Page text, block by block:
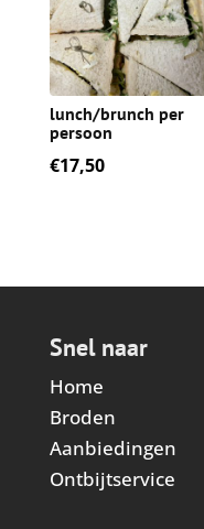
lunch/brunch per
persoon
€17,50
Snel naar
Home
Broden
Aanbiedingen
Ontbijtservice